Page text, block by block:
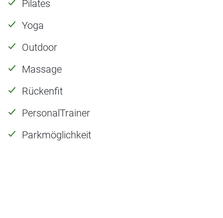
Pilates
Yoga
Outdoor
Massage
Rückenfit
PersonalTrainer
Parkmöglichkeit